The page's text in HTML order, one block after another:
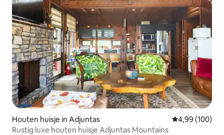
Houten huisje in Adjuntas Gemiddelde
4,99 (100)
Rustig luxe houten huisje Adjuntas Mountains